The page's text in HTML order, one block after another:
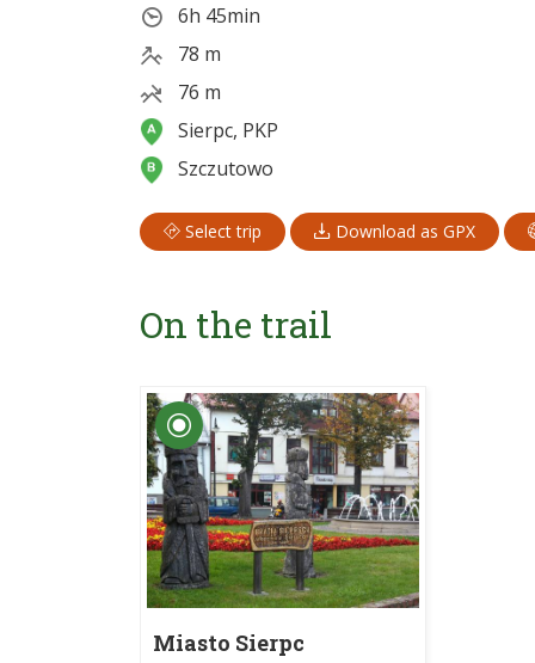
6h 45min
78 m
76 m
Sierpc, PKP
Szczutowo
Select trip Download as GPX
On the trail
Miasto Sierpc